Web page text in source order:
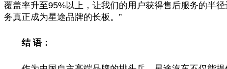
覆盖率升至95%以上，让我们的用户获得售后服务的半
务真正成为星途品牌的长板。”
结 语：